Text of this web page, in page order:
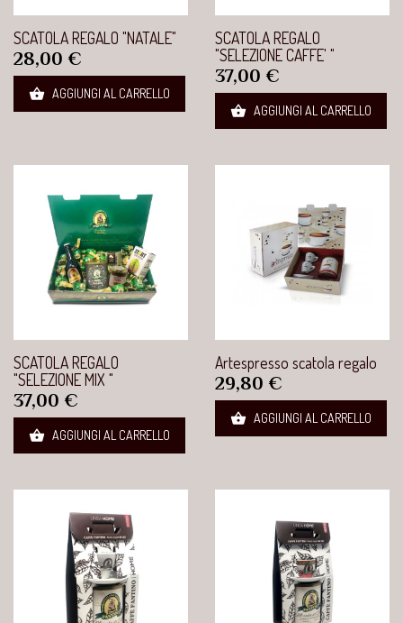
SCATOLA REGALO "NATALE"
Prezzo
28,00 €
 AGGIUNGI AL CARRELLO
SCATOLA REGALO
"SELEZIONE CAFFE' "
Prezzo
37,00 €
 AGGIUNGI AL CARRELLO
SCATOLA REGALO
"SELEZIONE MIX "
Prezzo
37,00 €
 AGGIUNGI AL CARRELLO
Artespresso scatola regalo
Prezzo
29,80 €
 AGGIUNGI AL CARRELLO